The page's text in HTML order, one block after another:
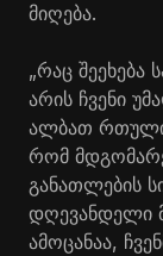
მიღება.
„რაც
არის ჩვენი
ალბათ
რომ
განათლების
დღევანდელი
ამოცანაა,